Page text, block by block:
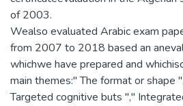
of 2003.
Wealso evaluated Arabic exam
from 2007 to 2018 based an
whichwe have prepared and
main themes:" The format or shape
Targeted cognitive buts ","